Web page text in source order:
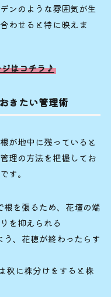
ンのような雰囲気が生
わせると特に映えま
ジはコチラ♪
きたい管理術
が地中に残っていると
理の方法を把握してお
す。
根を張るため、花壇の端
を抑えられる
う、花穂が終わったらす
秋に株分けをすると株